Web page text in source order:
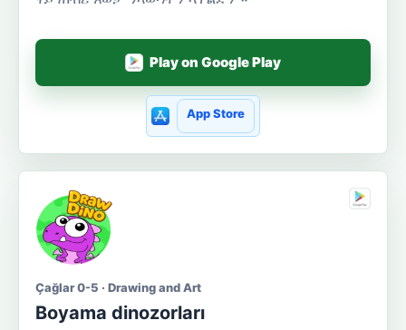
Play on Google Play
App Store
Çağlar 0-5 · Drawing and Art
Boyama dinozorları